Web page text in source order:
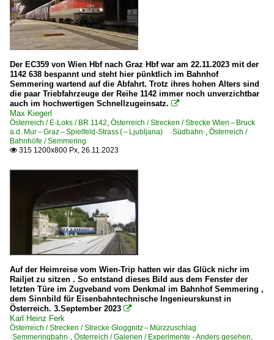
Strecke Wien – Bruck a.d. Mur – Graz – Spielfeld-Strass (
Unternehmen
Der EC359 von Wien Hbf nach Graz Hbf war am 22.11.2023 mit der
1142 638 bespannt und steht hier pünktlich im Bahnhof
Semmering wartend auf die Abfahrt. Trotz ihres hohen Alters sind
die paar Triebfahrzeuge der Reihe 1142 immer noch unverzichtbar
auch im hochwertigen Schnellzugeinsatz. 
Max Kiegerl
Österreich / E-Loks / BR 1142, Österreich / Strecken / Strecke Wien – Bruck
a.d. Mur – Graz – Spielfeld-Strass ( – Ljubljana) ·Südbahn·, Österreich /
Bahnhöfe / Semmering
 315 1200x800 Px, 26.11.2023
Auf der Heimreise vom Wien-Trip hatten wir das Glück nichr im
Railjet zu sitzen . So entstand dieses Bild aus dem Fenster der
letzten Türe im Zugveband vom Denkmal im Bahnhof Semmering ,
dem Sinnbild für Eisenbahntechnische Ingenieurskunst in
Österreich. 3.September 2023 
Karl Heinz Ferk
Österreich / Strecken / Strecke Gloggnitz – Mürzzuschlag
·Semmeringbahn·, Österreich / Galerien / Experimente - Anders gesehen,